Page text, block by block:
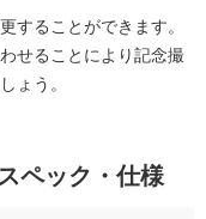
することができます。
せることにより記念撮
ょう。
ペック・仕様